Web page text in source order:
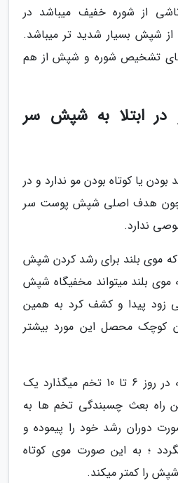
از شوره خفیف میباشد در
شپش بسیار شدید تر میباشد.
های تشخیص شوره و شپش از هم
در ابتلا به شپش سر
یا کوتاه بودن مو ندارد و در
چون هدف اصلی شپش پوست سر
ندارد.
که موی بلند برای رشد کردن شپش
موی بلند میتواند مخفیگاه شپش
زود پیدا و کشف کرد به همین
کوچک محصل این مورد بیشتر
دوم اینکه شپش ماده که در روز 6 تا 10 تخم میگذارد یک
راه بعث چسبندگی تخم ها به
دوران رشد خود را پیموده و
؛ به این صورت موی کوتاه
را کمتر میکند.